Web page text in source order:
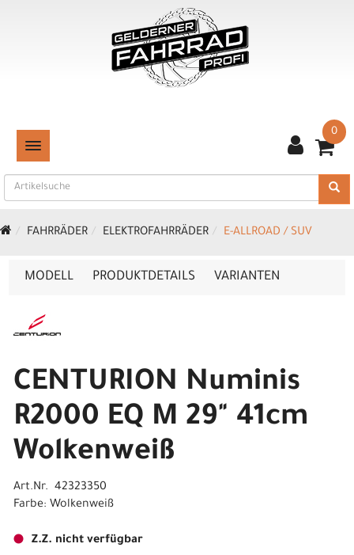
TOGGLE NAVIGATION
0
FAHRRÄDER ELEKTROFAHRRÄDER E-ALLROAD / SUV
MODELL PRODUKTDETAILS VARIANTEN
CENTURION Numinis
R2000 EQ M 29" 41cm
Wolkenweiß
Art.Nr. 42323350
Farbe: Wolkenweiß
Z.Z. nicht verfügbar